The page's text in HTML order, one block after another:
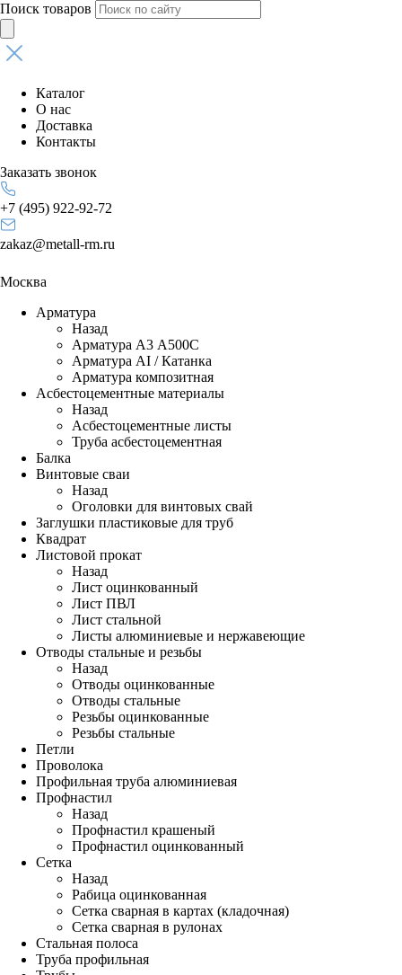
Поиск товаров
Каталог
О нас
Доставка
Контакты
Заказать звонок
+7 (495) 922-92-72
zakaz@metall-rm.ru
Москва
Арматура
Назад
Арматура А3 А500С
Арматура АI / Катанка
Арматура композитная
Асбестоцементные материалы
Назад
Асбестоцементные листы
Труба асбестоцементная
Балка
Винтовые сваи
Назад
Оголовки для винтовых свай
Заглушки пластиковые для труб
Квадрат
Листовой прокат
Назад
Лист оцинкованный
Лист ПВЛ
Лист стальной
Листы алюминиевые и нержавеющие
Отводы стальные и резьбы
Назад
Отводы оцинкованные
Отводы стальные
Резьбы оцинкованные
Резьбы стальные
Петли
Проволока
Профильная труба алюминиевая
Профнастил
Назад
Профнастил крашеный
Профнастил оцинкованный
Сетка
Назад
Рабица оцинкованная
Сетка сварная в картах (кладочная)
Сетка сварная в рулонах
Стальная полоса
Труба профильная